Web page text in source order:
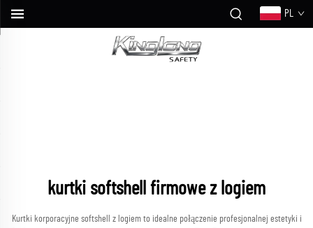
PL
kurtki softshell firmowe z logiem
Kurtki korporacyjne softshell z logiem to idealne połączenie profesjonalnej estetyki i